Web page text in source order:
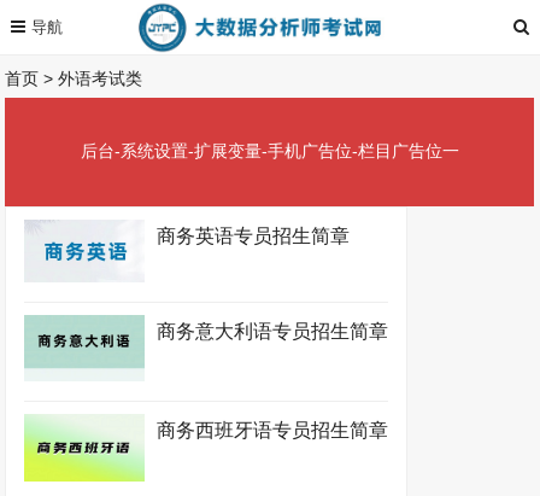
首页 >外语考试类
后台-系统设置-扩展变量-手机广告位-栏目广告位一
商务英语专员招生简章
商务意大利语专员招生简章
商务西班牙语专员招生简章